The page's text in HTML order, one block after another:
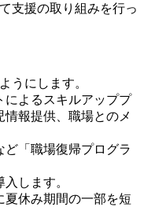
支援の取り組みを行っ
うにします。
によるスキルアッププ
情報提供、職場とのメ
「職場復帰プログラ
します。
夏休み期間の一部を短